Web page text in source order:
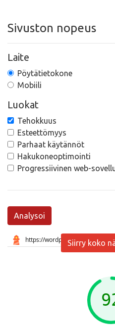
Sivuston nopeus
Laite
Pöytätietokone
Mobiili
Luokat
Tehokkuus
Esteettömyys
Parhaat käytännöt
Hakukoneoptimointi
Progressiivinen web-
Analysoi
Siirry koko